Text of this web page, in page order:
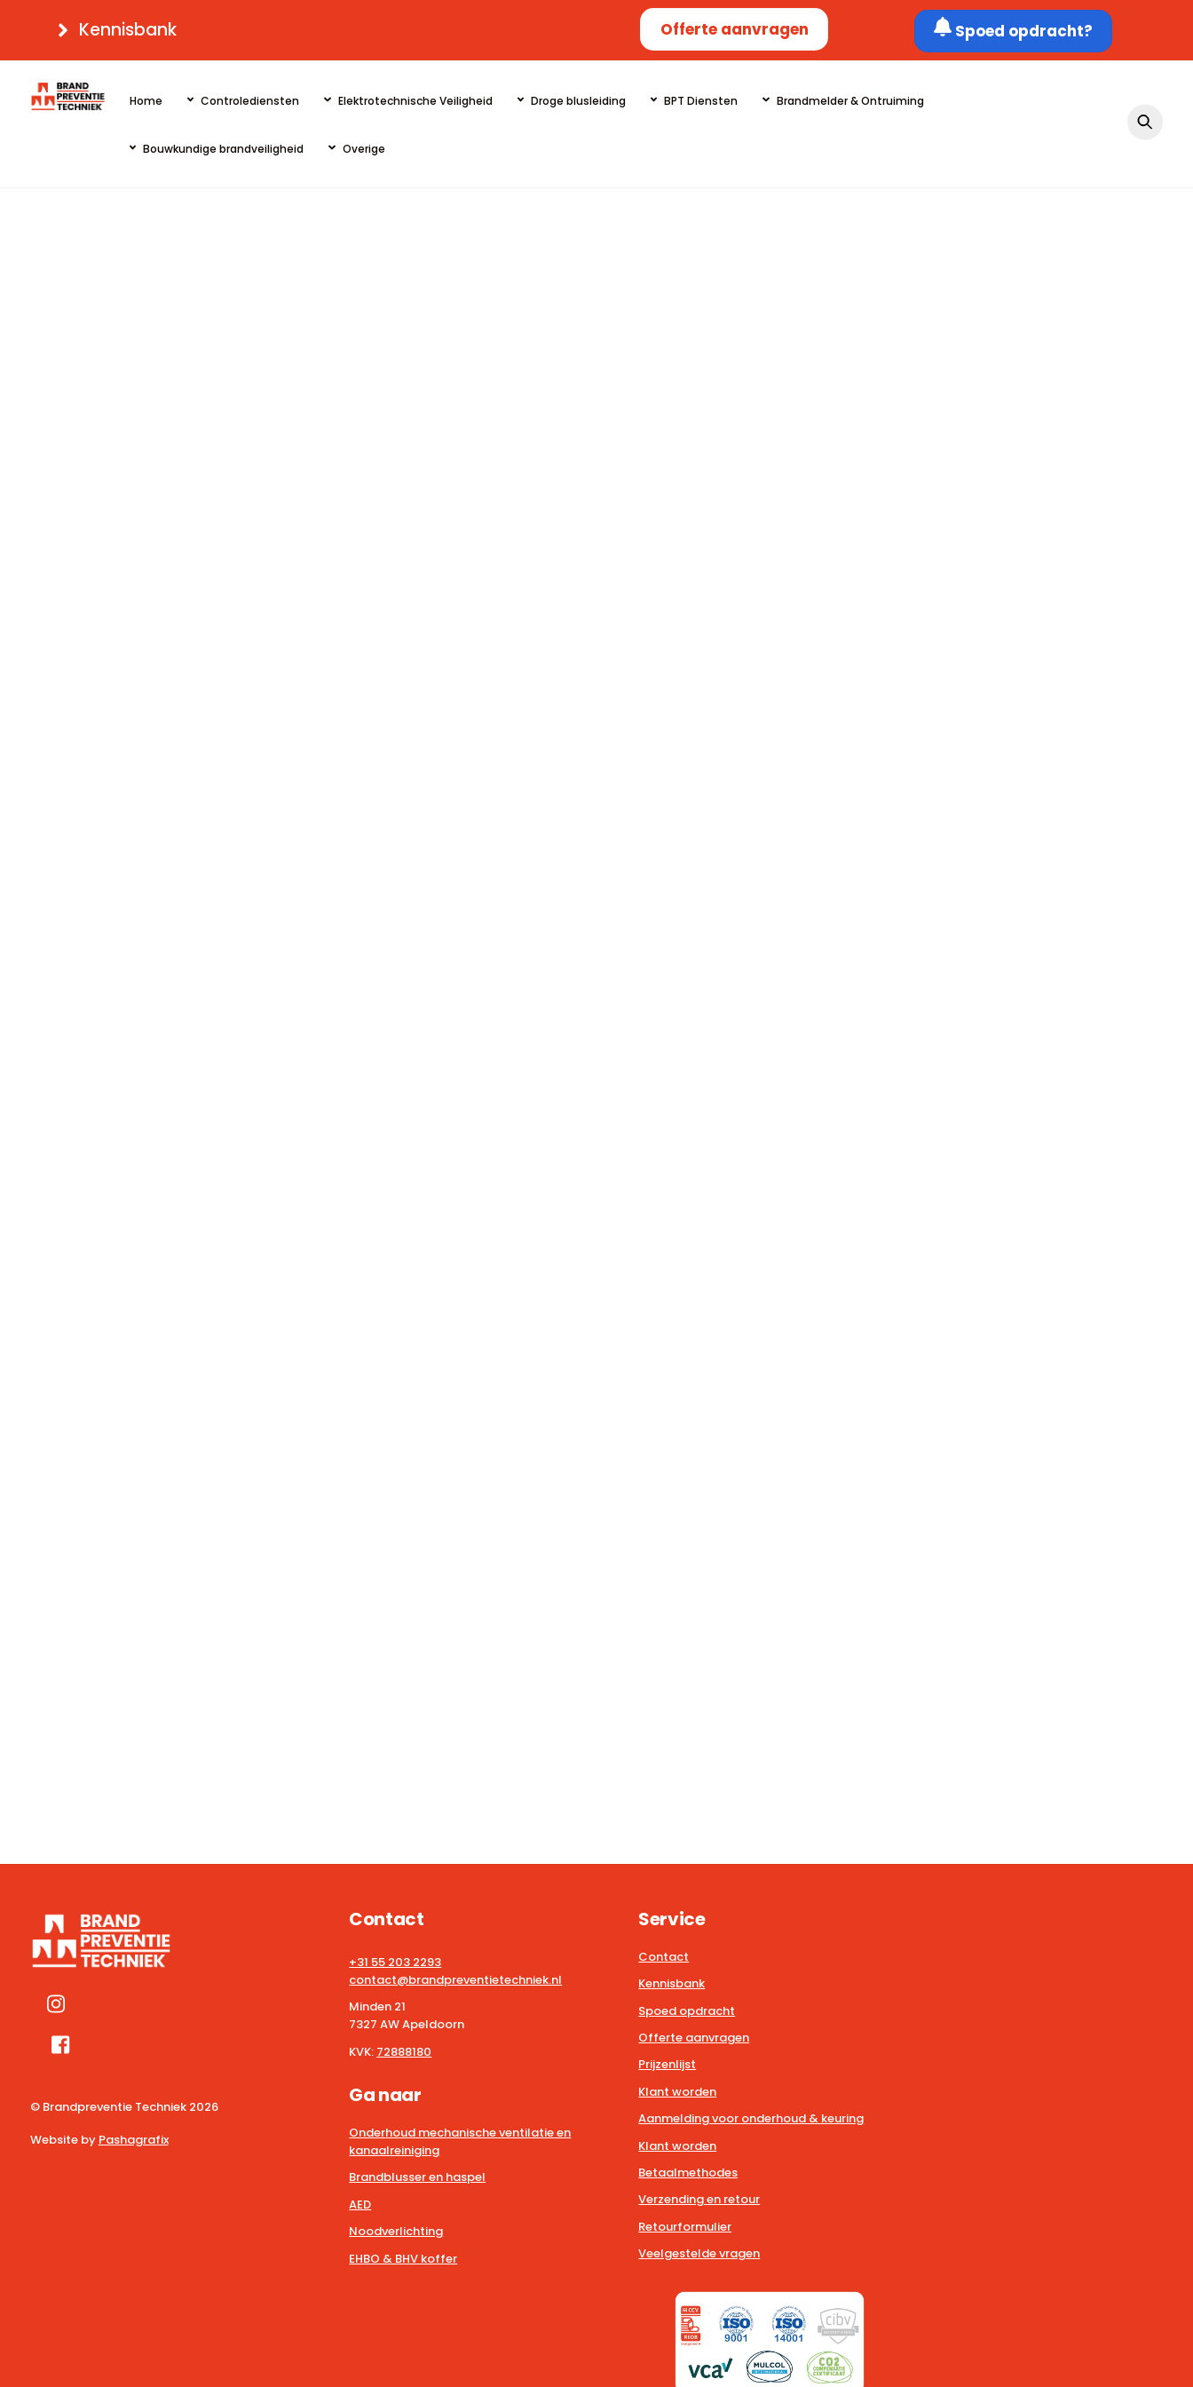
content
Kennisbank Offerte aanvragen Spoed opdracht?
Home Controlediensten Elektrotechnische Veiligheid Droge blusleiding BPT Diensten Brandmelder & Ontruiming
Bouwkundige brandveiligheid Overige
© Brandpreventie Techniek 2026
Website by Pashagrafix
Contact
+31 55 203 2293
contact@brandpreventietechniek.nl
Minden 21
7327 AW Apeldoorn
KVK: 72888180
Ga naar
Onderhoud mechanische ventilatie en
kanaalreiniging
Brandblusser en haspel
AED
Noodverlichting
EHBO & BHV koffer
Service
Contact
Kennisbank
Spoed opdracht
Offerte aanvragen
Prijzenlijst
Klant worden
Aanmelding voor onderhoud & keuring
Klant worden
Betaalmethodes
Verzending en retour
Retourformulier
Veelgestelde vragen